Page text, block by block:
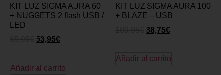
KIT LUZ SIGMA AURA 60
+ NUGGETS 2 flash USB /
LED
53,95€
Añadir al carrito
KIT LUZ SIGMA AURA 100
+ BLAZE – USB
88,75€
Añadir al carrito